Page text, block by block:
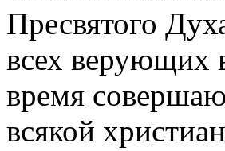
Пресвятого
всех верующих
время
всякой